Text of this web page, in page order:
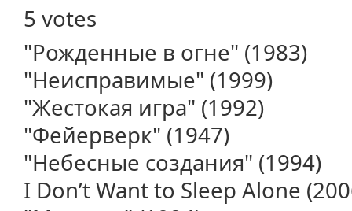
5 votes
"Рожденные в огне" (1983)
"Неисправимые" (1999)
"Жестокая игра" (1992)
"Фейерверк" (1947)
"Небесные создания" (1994)
I Don’t Want to Sleep Alone